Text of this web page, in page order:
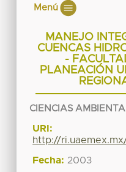
Menú
MANEJO
CUENCAS
-
PLANEACIÓN
CIENCIAS
URI:
http://
Fecha: 2003